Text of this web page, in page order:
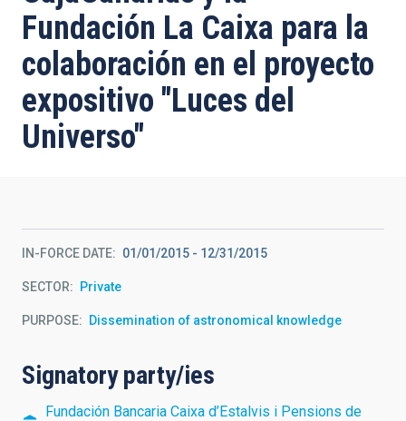
Fundación La Caixa para la
colaboración en el proyecto
expositivo "Luces del
Universo"
IN-FORCE DATE 01/01/2015 - 12/31/2015
SECTOR Private
PURPOSE Dissemination of astronomical knowledge
Signatory party/ies
Fundación Bancaria Caixa d’Estalvis i Pensions de